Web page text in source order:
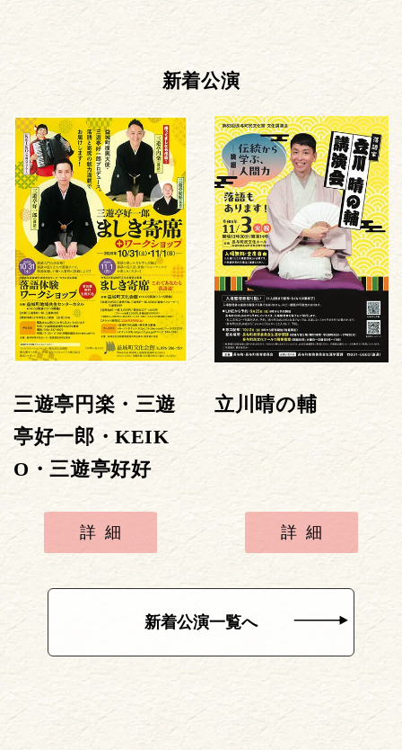
新着公演
三遊亭円楽・三遊
亭好一郎・KEIK
O・三遊亭好好
詳細
立川晴の輔
詳細
新着公演一覧へ